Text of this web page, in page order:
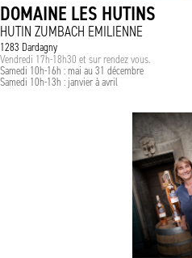
DOMAINE LES HUTINS
HUTIN ZUMBACH EMILIENNE
1283 Dardagny
Vendredi 17h-18h30 et sur rendez vous.
Samedi 10h-16h : mai au 31 décembre
Samedi 10h-13h : janvier à avril